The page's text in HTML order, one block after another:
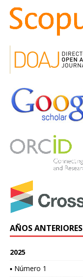
AÑOS ANTERIORES
2025
▪ Número 1